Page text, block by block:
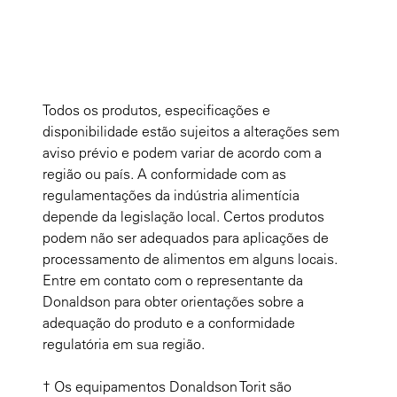
Todos os produtos, especificações e
disponibilidade estão sujeitos a alterações sem
aviso prévio e podem variar de acordo com a
região ou país. A conformidade com as
regulamentações da indústria alimentícia
depende da legislação local. Certos produtos
podem não ser adequados para aplicações de
processamento de alimentos em alguns locais.
Entre em contato com o representante da
Donaldson para obter orientações sobre a
adequação do produto e a conformidade
regulatória em sua região.
† Os equipamentos Donaldson Torit são